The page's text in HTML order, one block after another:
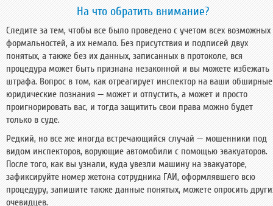
На что обратить внимание?
Следите за тем, чтобы все было проведено с учетом всех возможных
формальностей, а их немало. Без присутствия и подписей двух
понятых, а также без их данных, записанных в протоколе, вся
процедура может быть признана незаконной и вы можете избежать
штрафа. Вопрос в том, как отреагирует инспектор на ваши обширные
юридические познания — может и отпустить, а может и просто
проигнорировать вас, и тогда защитить свои права можно будет
только в суде.
Редкий, но все же иногда встречающийся случай — мошенники под
видом инспекторов, ворующие автомобили с помощью эвакуаторов.
После того, как вы узнали, куда увезли машину на эвакуаторе,
зафиксируйте номер жетона сотрудника ГАИ, оформлявшего всю
процедуру, запишите также данные понятых, можете опросить
очевидцев.